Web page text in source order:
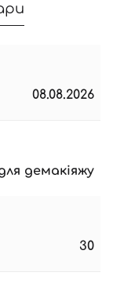
08.08.2026
демакіяжу
30